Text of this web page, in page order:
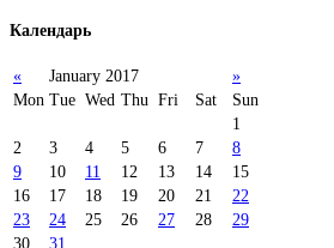
Календарь
« January 2017
»
Mon Tue Wed Thu Fri Sat
Sun
1
2
3 4 5 6 7
8
9
10 11 12 13 14
15
16
17 18 19 20 21
22
23
24 25 26 27 28
29
30
31